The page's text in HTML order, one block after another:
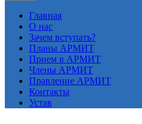
Главная
О нас
Зачем вступать?
Планы АРМИТ
Прием в АРМИТ
Члены АРМИТ
Правление АРМИТ
Контакты
Устав